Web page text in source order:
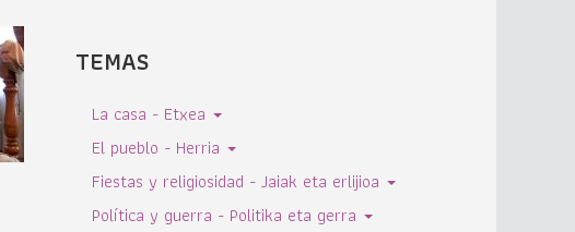
TEMAS
La casa - Etxea
El pueblo - Herria
Fiestas y religiosidad - Jaiak eta erlijioa
Política y guerra - Politika eta gerra